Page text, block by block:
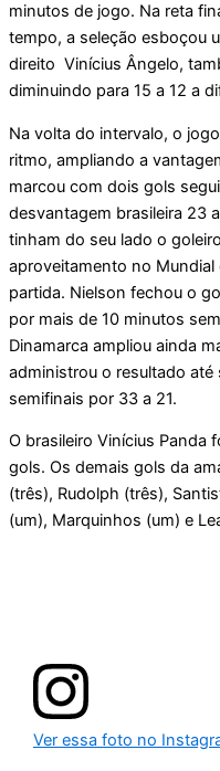
minutos de jogo. Na reta
tempo, a seleção esboçou
direito Vinícius Ângelo,
diminuindo para 15 a 12 a
Na volta do intervalo, o
ritmo, ampliando a
marcou com dois gols
desvantagem brasileira 23
tinham do seu lado o
aproveitamento no
partida. Nielson fechou o
por mais de 10 minutos
Dinamarca ampliou ainda
administrou o resultado até
semifinais por 33 a 21.
O brasileiro Vinícius Panda
gols. Os demais gols da
(três), Rudolph (três),
(um), Marquinhos (um) e
Ver essa foto no